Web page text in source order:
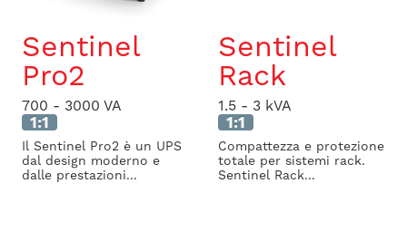
Sentinel
Pro2
700 - 3000 VA
1:1
Il Sentinel Pro2 è un UPS
dal design moderno e
dalle prestazioni...
Sentinel
Rack
1.5 - 3 kVA
1:1
Compattezza e protezione
totale per sistemi rack.
Sentinel Rack...